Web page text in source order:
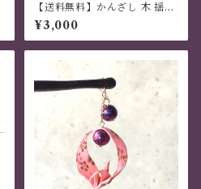
【送料無料】かんざし 木 揺れ
る 普段使い ハンドメイド 日本
伝統 折り紙 撥水仕上 職人技
オレンジ 夏祭り 花火大会 プレ
¥3,000